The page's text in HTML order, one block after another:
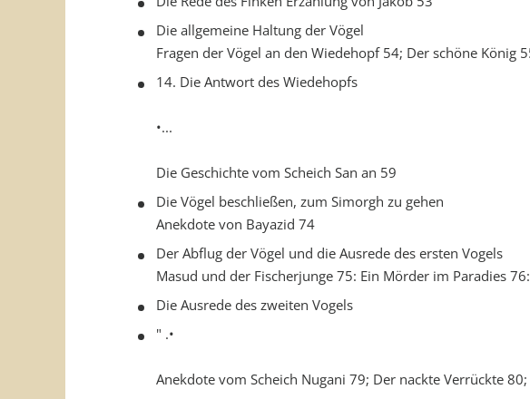
Die allgemeine Haltung der Vögel
Fragen der Vögel an den Wiedehopf 54; Der schöne König
14. Die Antwort des Wiedehopfs
•...
Die Geschichte vom Scheich San an 59
Die Vögel beschließen, zum Simorgh zu gehen
Anekdote von Bayazid 74
Der Abflug der Vögel und die Ausrede des ersten Vogels
Masud und der Fischerjunge 75: Ein Mörder im Paradies
Die Ausrede des zweiten Vogels
" .•
Anekdote vom Scheich Nugani 79; Der nackte Verrückte